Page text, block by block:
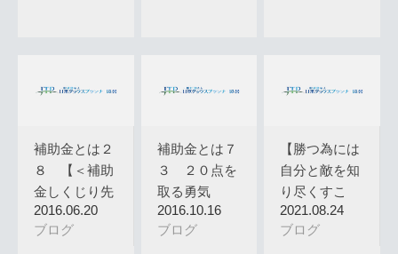
補助金とは２
８ 【＜補助
金しくじり先
生＞ 「い…
2016.06.20
ブログ
補助金とは７
３ ２０点を
取る勇気
2016.10.16
ブログ
【勝つ為には
自分と敵を知
り尽くすこ
と】
2021.08.24
ブログ